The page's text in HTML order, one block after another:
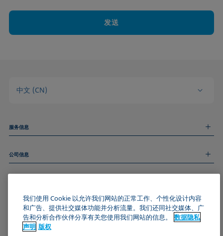
发送
中文 (CN)
服务信息
技术服务
和我们取得联系
公司信息
关于我们
数据隐私声明
Cookie政策
加入KRÜSS社区
我们使用 Cookie 以允许我们网站的正常工作、个性化设计内容
和广告、提供社交媒体功能并分析流量。我们还同社交媒体、广
告和分析合作伙伴分享有关您使用我们网站的信息。
数据隐私
声明 版权